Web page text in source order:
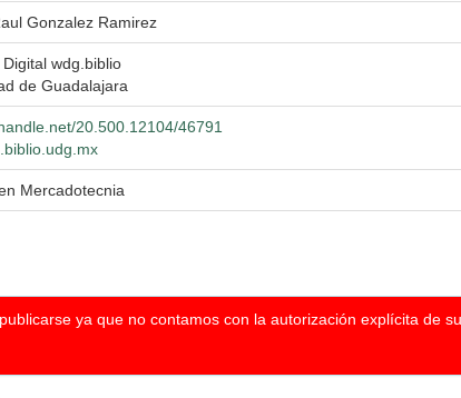
Gonzalez Ramirez
wdg.biblio
de Guadalajara
20.500.12104/46791
Mercadotecnia
ya que no contamos con la autorización explícita de